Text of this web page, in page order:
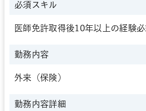
必須スキル
医師免許取得後10年以上の経験必
勤務内容
外来（保険）
勤務内容詳細